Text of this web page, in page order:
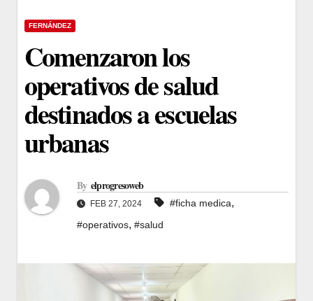
FERNÁNDEZ
Comenzaron los
operativos de salud
destinados a escuelas
urbanas
By elprogresoweb
FEB 27, 2024 #ficha medica,
#operativos, #salud